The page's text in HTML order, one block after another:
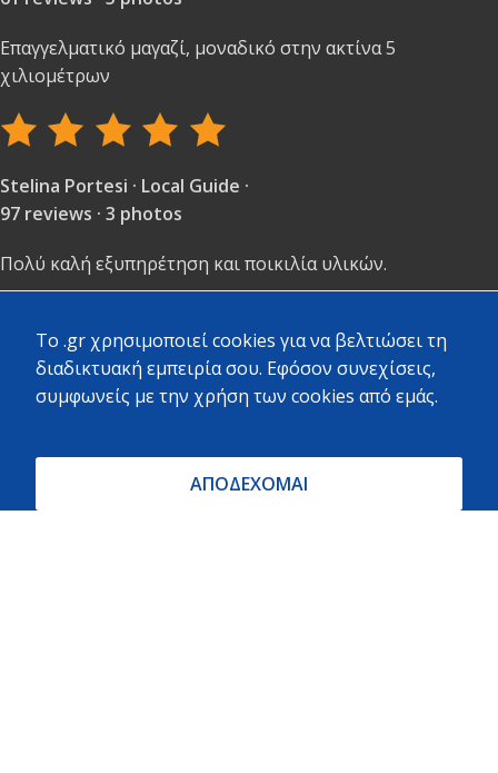
Επαγγελματικό μαγαζί, μοναδικό στην ακτίνα 5
χιλιομέτρων
Stelina Portesi · Local Guide ·
97 reviews · 3 photos
Πολύ καλή εξυπηρέτηση και ποικιλία υλικών.
ΝΙΚΟΣ ΖΟΥΧΟΣΤΑΘΗΣ · Local Guide ·
524 reviews · 532 photos
Μεγάλο μαγαζί σε κεντρικό σημείο με πολύ μεγάλη
ποικιλία προϊόντων και καλές τιμές. Αρκετό προσωπικό
πρόσχαρο να σε εξυπηρετήσει.
To .gr χρησιμοποιεί cookies για να βελτιώσει τη
διαδικτυακή εμπειρία σου. Εφόσον συνεχίσεις,
συμφωνείς με την χρήση των cookies από εμάς.
ΑΠΟΔΕΧΟΜΑΙ